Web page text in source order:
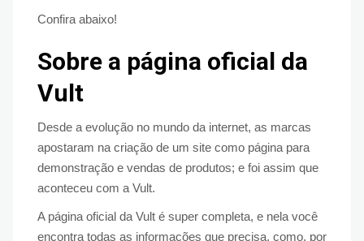
Confira abaixo!
Sobre a página oficial da
Vult
Desde a evolução no mundo da internet, as marcas
apostaram na criação de um site como página para
demonstração e vendas de produtos; e foi assim que
aconteceu com a Vult.
A página oficial da Vult é super completa, e nela você
encontra todas as informações que precisa, como, por